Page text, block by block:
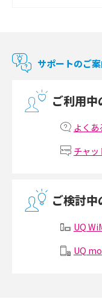
マンションで使えるWi-Fi
マンションで光回線の利
Wi-Fiルーターの設定方
無線LANとは？メリット
メッシュWi-Fiとは？仕
サポートのご
ご利用中
よくあ
チャッ
ご検討中
UQ
UQ